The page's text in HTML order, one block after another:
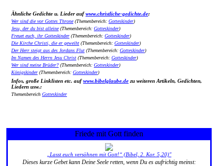
Ähnliche Gedichte u. Lieder aufwww.christliche-gedichte.de:
Wer sind die vor Gottes Throne(Themenbereich: Gotteskinder)
Jesu, der du bist alleine(Themenbereich: Gotteskinder)
Freuet euch, ihr Gotteskinder (Themenbereich: Gotteskinder)
Die Kirche Christi, die er geweiht (Themenbereich: Gotteskinder)
Der Herr steigt aus des Jordans Flut (Themenbereich: Gotteskinder)
Im Namen des Herrn Jesu Christ (Themenbereich: Gotteskinder)
Wer sind meine Brüder? (Themenbereich: Gotteskinder)
Königskinder (Themenbereich: Gotteskinder)
Infos, große Linklisten etc. aufwww.bibelglaube.de zu weiteren Artikeln, Gedichten,
Liedern usw.:
Themenbereich Gotteskinder
Friede mit Gott finden
„Lasst euch versöhnen mit Gott!“ (Bibel, 2. Kor. 5,20)"
Dieses kurze Gebet kann Deine Seele retten, wenn Du es aufrichtig meinst: